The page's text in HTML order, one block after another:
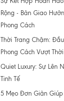
Rộng - Bản Giao
Phong Cách
Thời Trang Chậm:
Phong Cách Vượt
Quiet Luxury: Sự Lên
Tinh Tế
5 Mẹo Đơn Giản Giúp